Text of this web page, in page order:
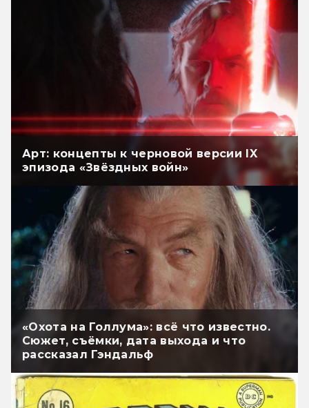
Арт: концепты к черновой версии IX
эпизода «Звёздных войн»
«Охота на Голлума»: всё что известно.
Сюжет, съёмки, дата выхода и что
рассказал Гэндальф